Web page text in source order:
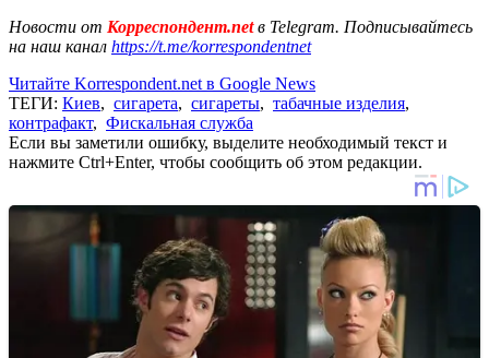
Новости от Корреспондент.netв Telegram. Подписывайтесь
на наш канал https://t.me/korrespondentnet
Читайте Korrespondent.net в Google News
ТЕГИ: Киев, сигарета, сигареты, табачные изделия,
контрафакт, Фискальная служба
Если вы заметили ошибку, выделите необходимый текст и
нажмите Ctrl+Enter, чтобы сообщить об этом редакции.